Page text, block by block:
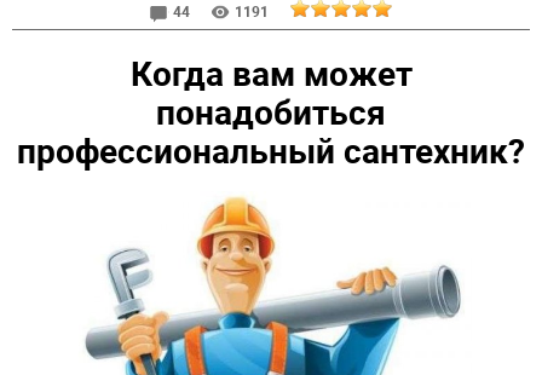
44
1191
Когда вам может
понадобиться
профессиональный сантехник?